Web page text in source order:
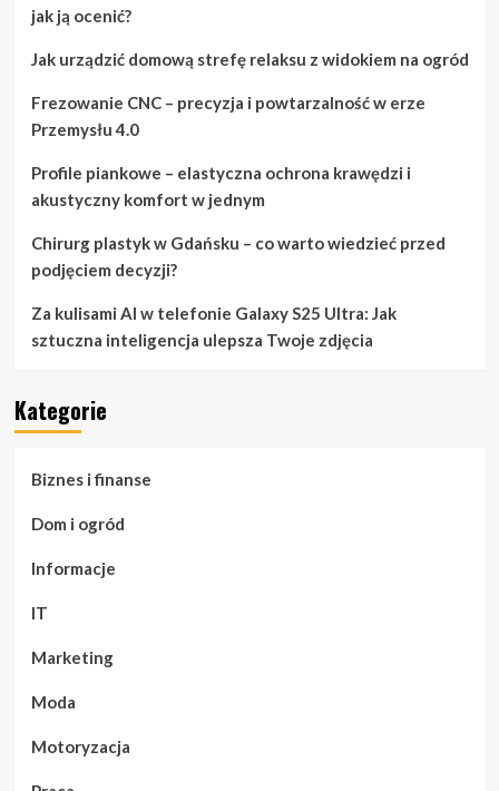
jak ją ocenić?
Jak urządzić domową strefę relaksu z widokiem na ogród
Frezowanie CNC – precyzja i powtarzalność w erze
Przemysłu 4.0
Profile piankowe – elastyczna ochrona krawędzi i
akustyczny komfort w jednym
Chirurg plastyk w Gdańsku – co warto wiedzieć przed
podjęciem decyzji?
Za kulisami AI w telefonie Galaxy S25 Ultra: Jak
sztuczna inteligencja ulepsza Twoje zdjęcia
Kategorie
Biznes i finanse
Dom i ogród
Informacje
IT
Marketing
Moda
Motoryzacja